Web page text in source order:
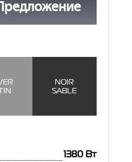
NOIR
SABLE
1380 Вт